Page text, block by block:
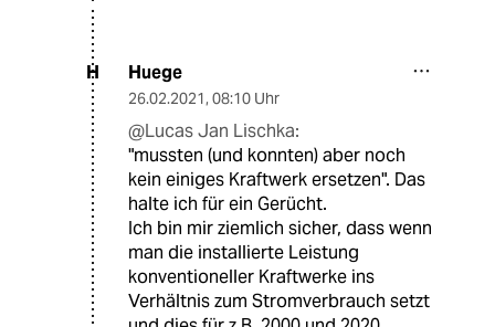
H Huege
26.02.2021, 08:10 Uhr
@Lucas Jan Lischka:
"mussten (und konnten) aber noch
kein einiges Kraftwerk ersetzen". Das
halte ich für ein Gerücht.
Ich bin mir ziemlich sicher, dass wenn
man die installierte Leistung
konventioneller Kraftwerke ins
Verhältnis zum Stromverbrauch setzt